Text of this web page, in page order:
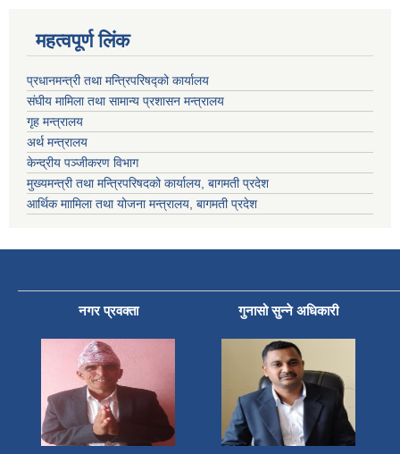
महत्वपूर्ण लिंक
प्रधानमन्त्री तथा मन्त्रिपरिषद्को कार्यालय
संघीय मामिला तथा सामान्य प्रशासन मन्त्रालय
गृह मन्त्रालय
अर्थ मन्त्रालय
केन्द्रीय पञ्जीकरण विभाग
मुख्यमन्त्री तथा मन्त्रिपरिषदको कार्यालय, बागमती प्रदेश
आर्थिक माामिला तथा योजना मन्त्रालय, बागमती प्रदेश
नगर प्रवक्ता गुनासो सुन्ने अधिकारी